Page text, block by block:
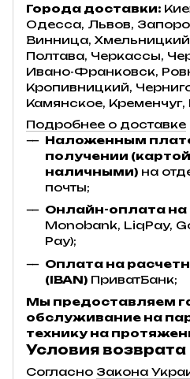
Города доставки:
Одесса, Львов,
Винница,
Полтава, Черкассы,
Ивано-Франковск,
Кропивницкий,
Камянское,
Подробнее о доставке
Наложенным
получении
наличными) на
почты;
Онлайн-оплата на
Monobank, LiqPay,
Pay);
Оплата на
(IBAN) ПриватБанк;
Мы предоставляем
обслуживание на
технику на
Условия возврата
Согласно Закона